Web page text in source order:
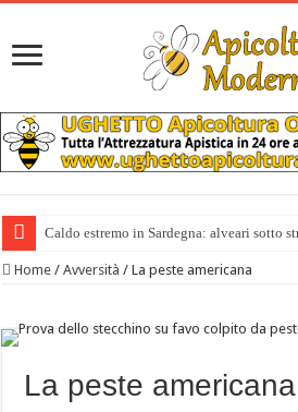
Caldo estremo in Sardegna: alveari sotto
Home / Avversità / La peste americana
La peste americana